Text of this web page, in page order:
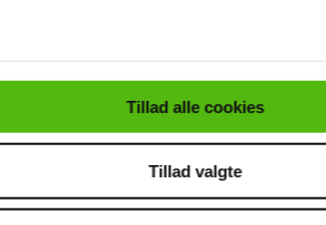
cookiepolitik.
Tillad alle cookies
Tillad valgte